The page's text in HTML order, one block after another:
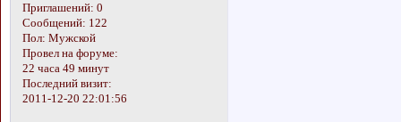
Приглашений: 0
Сообщений: 122
Пол: Мужской
Провел на форуме:
22 часа 49 минут
Последний визит:
2011-12-20 22:01:56